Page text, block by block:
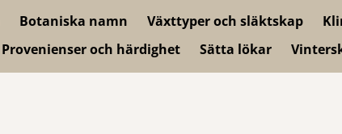
Botaniska namn Växttyper och släktskap
Provenienser och härdighet Sätta lökar